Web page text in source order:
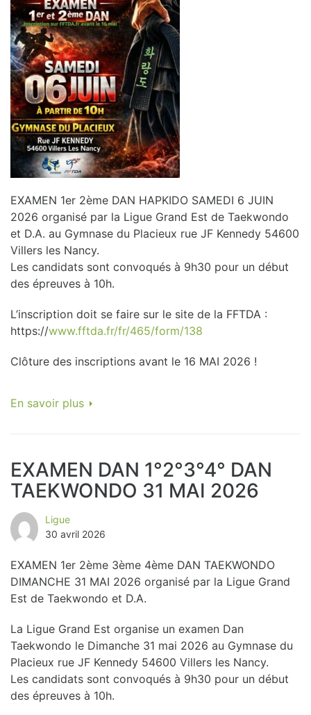
EXAMEN 1er 2ème DAN HAPKIDO SAMEDI 6 JUIN
2026 organisé par la Ligue Grand Est de Taekwondo
et D.A. au Gymnase du Placieux rue JF Kennedy 54600
Villers les Nancy.
Les candidats sont convoqués à 9h30 pour un début
des épreuves à 10h.
L’inscription doit se faire sur le site de la FFTDA :
https://www.fftda.fr/fr/465/form/138
Clôture des inscriptions avant le 16 MAI 2026 !
En savoir plus
EXAMEN DAN 1°2°3°4° DAN
TAEKWONDO 31 MAI 2026
Ligue
30 avril 2026
EXAMEN 1er 2ème 3ème 4ème DAN TAEKWONDO
DIMANCHE 31 MAI 2026 organisé par la Ligue Grand
Est de Taekwondo et D.A.
La Ligue Grand Est organise un examen Dan
Taekwondo le Dimanche 31 mai 2026 au Gymnase du
Placieux rue JF Kennedy 54600 Villers les Nancy.
Les candidats sont convoqués à 9h30 pour un début
des épreuves à 10h.